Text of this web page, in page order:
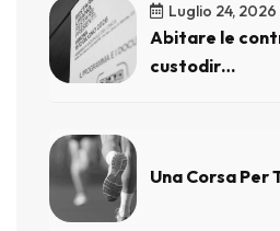
Abitare le
custodir…
Luglio 24, 2026
Una Corsa Per